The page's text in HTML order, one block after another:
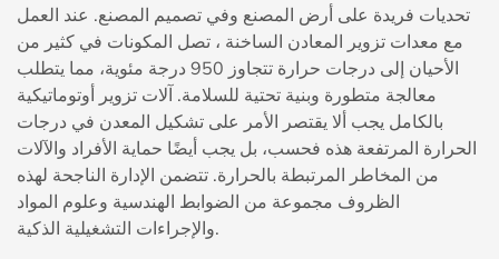
تحديات فريدة على أرض المصنع وفي تصميم المصنع. عند العمل
مع معدات تزوير المعادن الساخنة ، تصل المكونات في كثير من
الأحيان إلى درجات حرارة تتجاوز 950 درجة مئوية، مما يتطلب
معالجة متطورة وبنية تحتية للسلامة. آلات تزوير أوتوماتيكية
بالكامل يجب ألا يقتصر الأمر على تشكيل المعدن في درجات
الحرارة المرتفعة هذه فحسب، بل يجب أيضًا حماية الأفراد والآلات
من المخاطر المرتبطة بالحرارة. تتضمن الإدارة الناجحة لهذه
الظروف مجموعة من الضوابط الهندسية وعلوم المواد
والإجراءات التشغيلية الذكية.